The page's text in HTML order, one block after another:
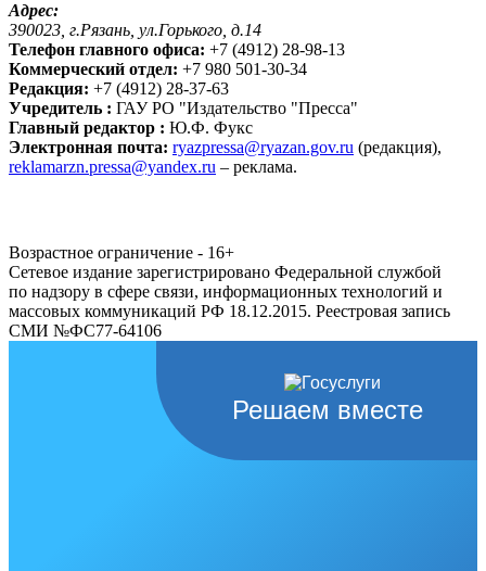
Адрес:
390023, г.Рязань, ул.Горького, д.14
Телефон главного офиса: +7 (4912) 28-98-13
Коммерческий отдел: +7 980 501-30-34
Редакция: +7 (4912) 28-37-63
Учредитель : ГАУ РО "Издательство "Пресса"
Главный редактор : Ю.Ф. Фукс
Электронная почта: ryazpressa@ryazan.gov.ru (редакция),
reklamarzn.pressa@yandex.ru – реклама.
Возрастное ограничение - 16+
Сетевое издание зарегистрировано Федеральной службой
по надзору в сфере связи, информационных технологий и
массовых коммуникаций РФ 18.12.2015. Реестровая запись
СМИ №ФС77-64106
Решаем вместе